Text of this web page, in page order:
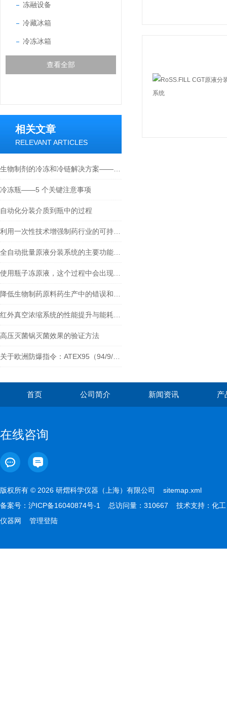
冻融设备
冷藏冰箱
冷冻冰箱
查看全部
相关文章
RELEVANT ARTICLES
冷冻瓶——5 个关键注意事项
自动化分装介质到瓶中的过程
高压灭菌锅灭菌效果的验证方法
首页 公司简介 新闻资讯 产
在线咨询
版权所有 © 2026 研熠科学仪器（上海）有限公司 sitemap.xml
备案号： 沪ICP备16040874号-1 总访问量：310667 技术支持： 化工
仪器网
管理登陆